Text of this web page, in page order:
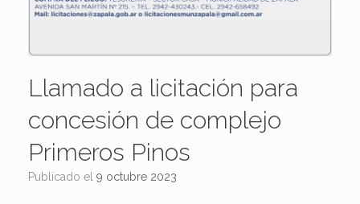
Llamado a licitación para
concesión de complejo
Primeros Pinos
Publicado el 9 octubre 2023